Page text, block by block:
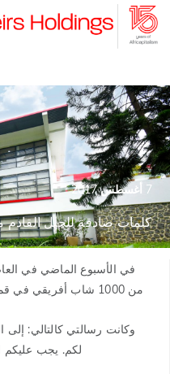
7 أغسطس 2017
كلمات صادقة للجيل القادم
في الأسبوع الماضي في
من 1000 شاب أفريقي في قمة مانديلا لزملاء واشنطن لعام 2017.
وكانت رسالتي كالتالي: إلى
لكم. يجب عليكم